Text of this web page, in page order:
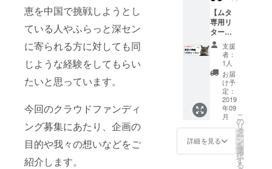
恵を中国で挑戦しようとし
ている人やふらっと深セン
に寄られる方に対しても同
じような経験をしてもらい
たいと思っています。
今回のクラウドファンディ
ング募集にあたり、企画の
目的や我々の想いなどをご
紹介します。
ドファ
ンディ
ングの
活動報
告にお
名前掲
外イン
ターン
経験あ
り） ●
リバ邸
深セン
ご支援
者様限
定FBグ
ループ
へのご
招待 ●
リバ邸
深セン
のメン
【ムタ
専用リ
ター
ン】 ●1
時間の
英語発
音みっ
ちり叩
き直し
コース
（オー
ストラ
リア留
学経験
あり、
英語の
支援
者：
1人
お届
け予
定：
2019
年09
月
詳細を見る
こ
の
リ
タ
ー
ン
を
選
択
す
る